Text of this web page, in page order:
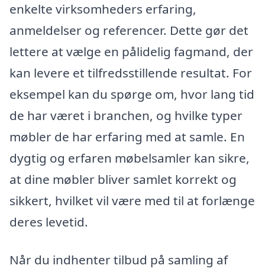
enkelte virksomheders erfaring,
anmeldelser og referencer. Dette gør det
lettere at vælge en pålidelig fagmand, der
kan levere et tilfredsstillende resultat. For
eksempel kan du spørge om, hvor lang tid
de har været i branchen, og hvilke typer
møbler de har erfaring med at samle. En
dygtig og erfaren møbelsamler kan sikre,
at dine møbler bliver samlet korrekt og
sikkert, hvilket vil være med til at forlænge
deres levetid.
Når du indhenter tilbud på samling af